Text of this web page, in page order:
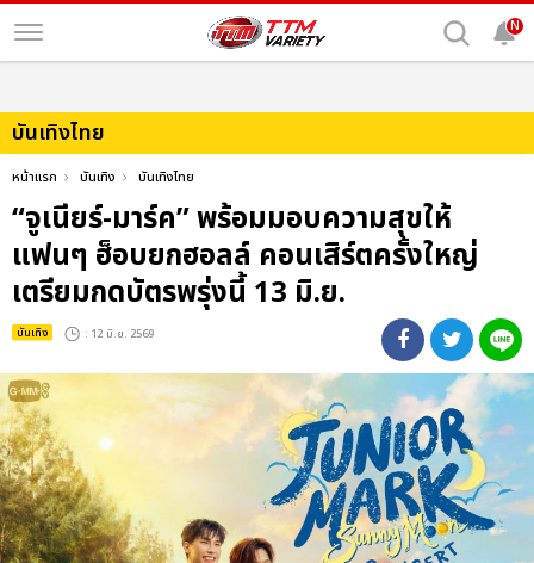
N
บันเทิงไทย
หน้าแรก บันเทิง บันเทิงไทย
“จูเนียร์-มาร์ค” พร้อมมอบความสุขให้
แฟนๆ ฮ็อบยกฮอลล์ คอนเสิร์ตครั้งใหญ่
เตรียมกดบัตรพรุ่งนี้ 13 มิ.ย.
บันเทิง : 12 มิ.ย. 2569